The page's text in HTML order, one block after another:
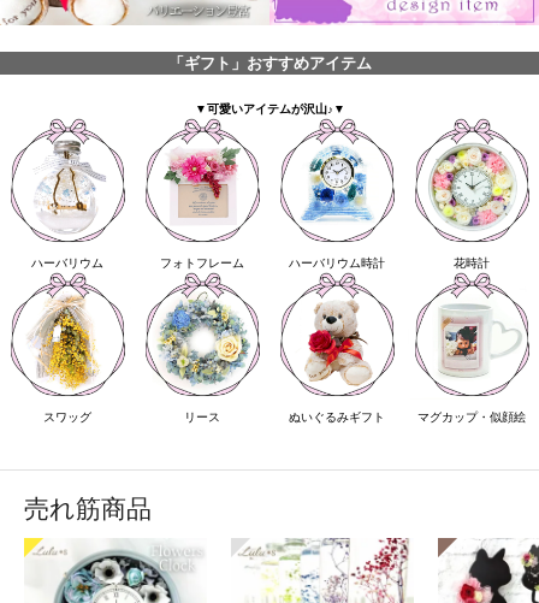
「ギフト」おすすめアイテム
▼可愛いアイテムが沢山♪▼
ハーバリウム フォトフレーム ハーバリウム時計 花時計
スワッグ リース ぬいぐるみギフト マグカップ・似顔絵
売れ筋商品